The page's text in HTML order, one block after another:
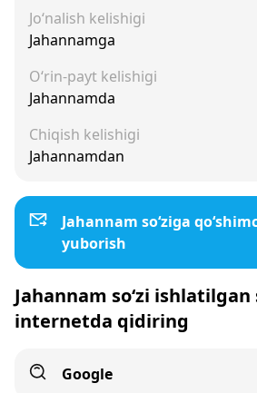
Jo‘nalish kelishigi
Jahannamga
O‘rin-payt kelishigi
Jahannamda
Chiqish kelishigi
Jahannamdan
Jahannam so‘ziga
yuborish
Jahannam so‘zi
internetda qidiring
Google